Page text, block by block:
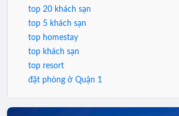
top 20 khách sạn
top 5 khách sạn
top homestay
top khách sạn
top resort
đặt phòng ở Quận 1